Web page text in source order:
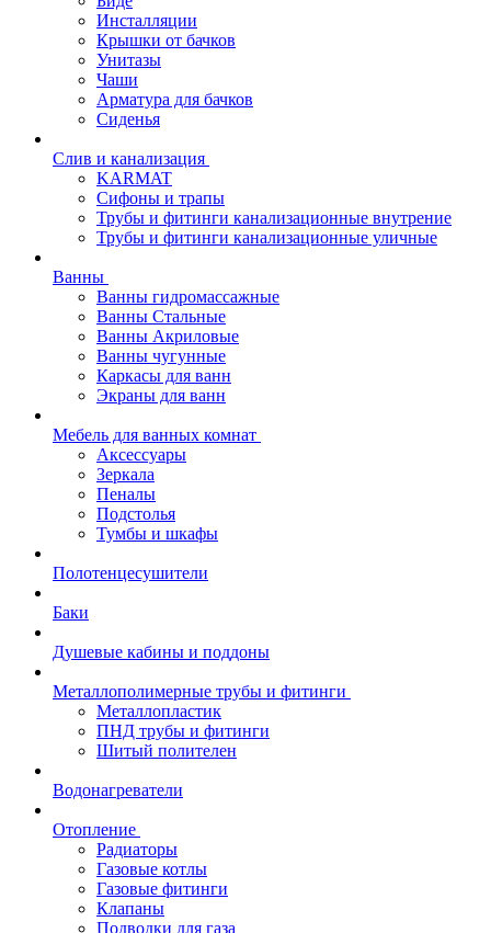
Инсталляции
Крышки от бачков
Унитазы
Чаши
Арматура для бачков
Сиденья
Слив и канализация
KARMAT
Сифоны и трапы
Трубы и фитинги канализационные внутрение
Трубы и фитинги канализационные уличные
Ванны
Ванны гидромассажные
Ванны Стальные
Ванны Акриловые
Ванны чугунные
Каркасы для ванн
Экраны для ванн
Мебель для ванных комнат
Аксессуары
Зеркала
Пеналы
Подстолья
Тумбы и шкафы
Полотенцесушители
Баки
Душевые кабины и поддоны
Металлополимерные трубы и фитинги
Металлопластик
ПНД трубы и фитинги
Шитый полителен
Водонагреватели
Отопление
Радиаторы
Газовые котлы
Газовые фитинги
Клапаны
Подводки для газа